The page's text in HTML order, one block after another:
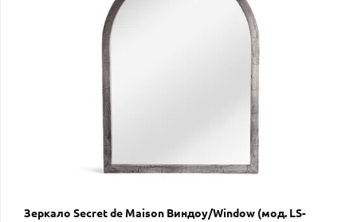
Зеркало Secret de Maison Виндоу/Window (мод. LS-